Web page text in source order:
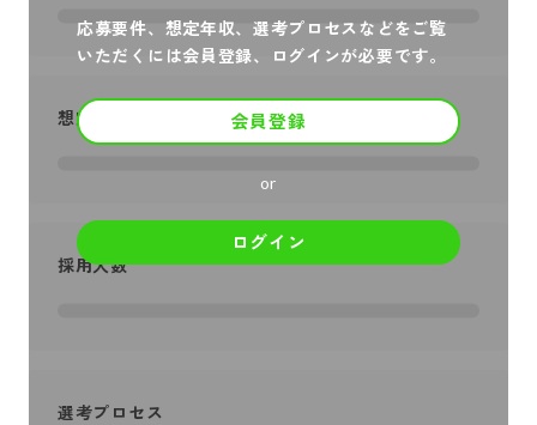
応募要件、想定年収、選考プロセスなどをご覧
いただくには会員登録、ログインが必要です。
会員登録
or
ログイン
想定年収
採用人数
選考プロセス